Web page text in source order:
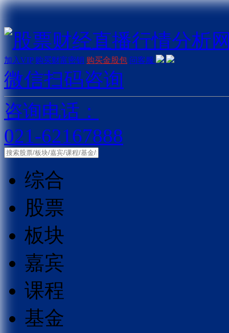
加入VIP 购买财富密钥 购买金股包 问客服
微信扫码咨询
咨询电话：
021-62167888
综合
股票
板块
嘉宾
课程
基金